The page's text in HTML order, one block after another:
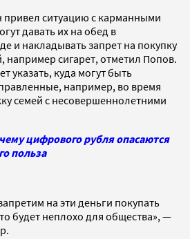
привел ситуацию с карманными
давать их на обед в
и накладывать запрет на покупку
например сигарет, отметил Попов.
указать, куда могут быть
например, во время
семей с несовершеннолетними
цифрового рубля опасаются
польза
на эти деньги покупать
будет неплохо для общества», —